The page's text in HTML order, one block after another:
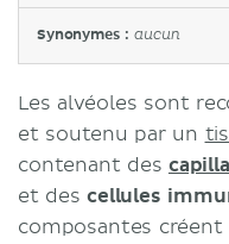
Synonymes :aucun
Les alvéoles sont
et soutenu par un
contenant des
et descellules
composantes créent